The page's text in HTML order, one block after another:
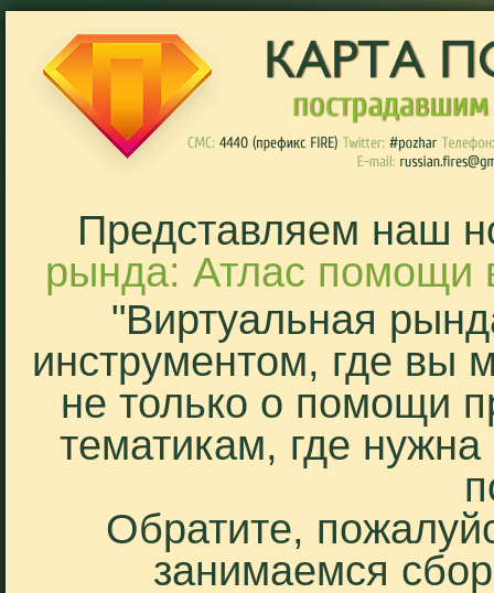
Представляем наш
рында: Атлас помощи
"Виртуальная
инструментом, где вы
не только о помощи
тематикам, где
Обратите,
занимаемся